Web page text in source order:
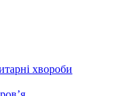
хвороби